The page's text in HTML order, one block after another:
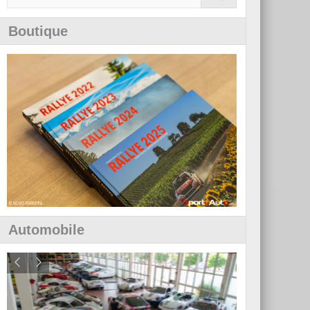
Boutique
Automobile